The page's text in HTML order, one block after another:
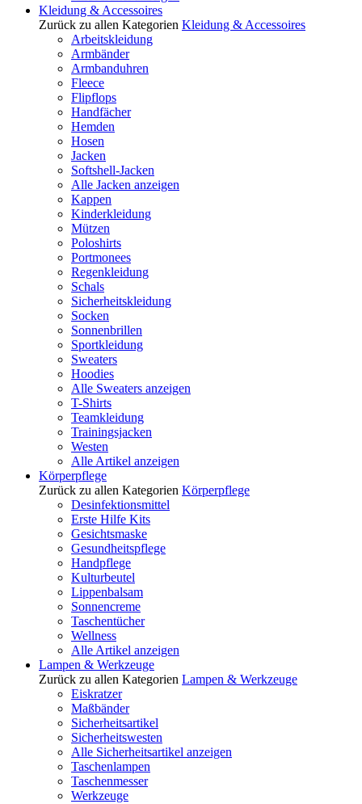
Kleidung & Accessoires
Zurück zu allen Kategorien Kleidung & Accessoires
Arbeitskleidung
Armbänder
Armbanduhren
Fleece
Flipflops
Handfächer
Hemden
Hosen
Jacken
Softshell-Jacken
Alle Jacken anzeigen
Kappen
Kinderkleidung
Mützen
Poloshirts
Portmonees
Regenkleidung
Schals
Sicherheitskleidung
Socken
Sonnenbrillen
Sportkleidung
Sweaters
Hoodies
Alle Sweaters anzeigen
T-Shirts
Teamkleidung
Trainingsjacken
Westen
Alle Artikel anzeigen
Körperpflege
Zurück zu allen Kategorien Körperpflege
Desinfektionsmittel
Erste Hilfe Kits
Gesichtsmaske
Gesundheitspflege
Handpflege
Kulturbeutel
Lippenbalsam
Sonnencreme
Taschentücher
Wellness
Alle Artikel anzeigen
Lampen & Werkzeuge
Zurück zu allen Kategorien Lampen & Werkzeuge
Eiskratzer
Maßbänder
Sicherheitsartikel
Sicherheitswesten
Alle Sicherheitsartikel anzeigen
Taschenlampen
Taschenmesser
Werkzeuge